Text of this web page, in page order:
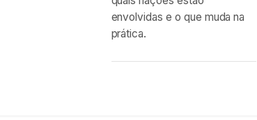
envolvidas e o que muda na
prática.